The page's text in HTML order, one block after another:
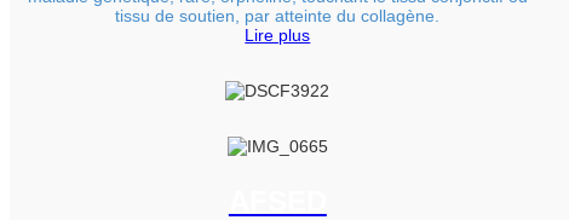
tissu de soutien, par atteinte du collagène.
Lire plus